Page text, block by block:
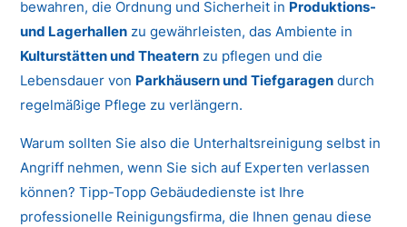
bewahren, die Ordnung und Sicherheit in Produktions-
und Lagerhallen zu gewährleisten, das Ambiente in
Kulturstätten und Theatern zu pflegen und die
Lebensdauer von Parkhäusern und Tiefgaragen durch
regelmäßige Pflege zu verlängern.
Warum sollten Sie also die Unterhaltsreinigung selbst in
Angriff nehmen, wenn Sie sich auf Experten verlassen
können? Tipp-Topp Gebäudedienste ist Ihre
professionelle Reinigungsfirma, die Ihnen genau diese